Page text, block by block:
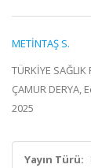
METİNTAŞ S.
TÜRKİYE SAĞLIK
ÇAMUR DERYA,
2025
Yayın Türü: